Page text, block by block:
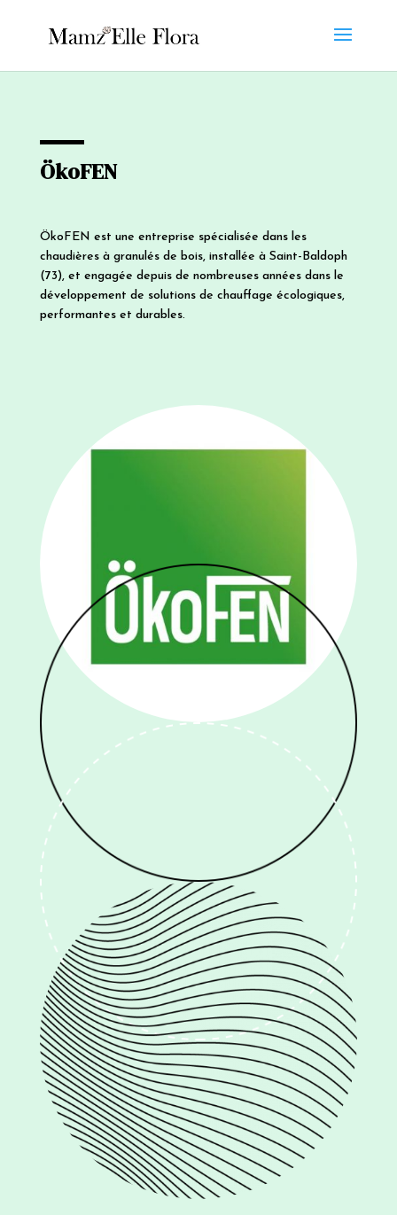
ÖkoFEN
ÖkoFEN est une entreprise spécialisée dans les
chaudières à granulés de bois, installée à Saint-Baldoph
(73), et engagée depuis de nombreuses années dans le
développement de solutions de chauffage écologiques,
performantes et durables.